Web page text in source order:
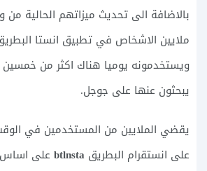
بالاضافة الى تحديث ميزاتهم الحالية من
ويستخدمونه يوميا هناك اكثر من
يبحثون عنها على جوجل.
يقضي الملايين من المستخدمين في
على انستقرام البطريق btlnsta على اساس